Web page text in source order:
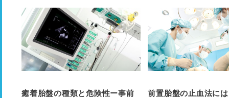
癒着胎盤の種類と危険性ー事前
前置胎盤の止血法に